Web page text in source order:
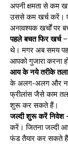
अपनी क्षमता से कम
उससे कम खर्च करें।
अनावश्यक खर्चों पर
पहले बचत फिर खर्च–
थे। मगर अब समय
आपको गुजारा करना
आय के नये तरीके
के अलग-अलग और नये-
फ्रीलांस जैसे काम
शुरू कर सकते हैं।
जल्दी शुरू करें निवेश
करें। जितना जल्दी
फंड तैयार कर सकते